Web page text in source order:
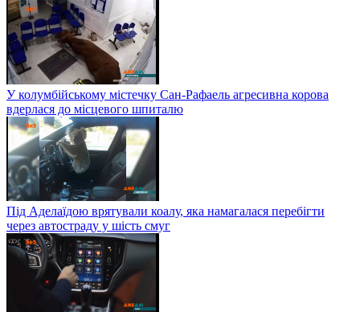
У колумбійському містечку Сан-Рафаель агресивна корова
вдерлася до місцевого шпиталю
Під Аделаїдою врятували коалу, яка намагалася перебігти
через автостраду у шість смуг